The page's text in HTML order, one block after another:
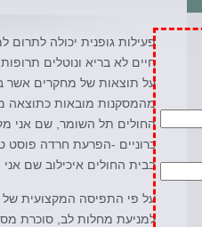
פעילות גופנית יכולה
חיים לא בריא ונוטלים
על תוצאות של מחקרים אשר
מהמסקנות מובאות כתוצאה
כרוניים -הפרעת חרדה פוסט
בבית החולים איכילוב שם
על פי התפיסה המקצועית של